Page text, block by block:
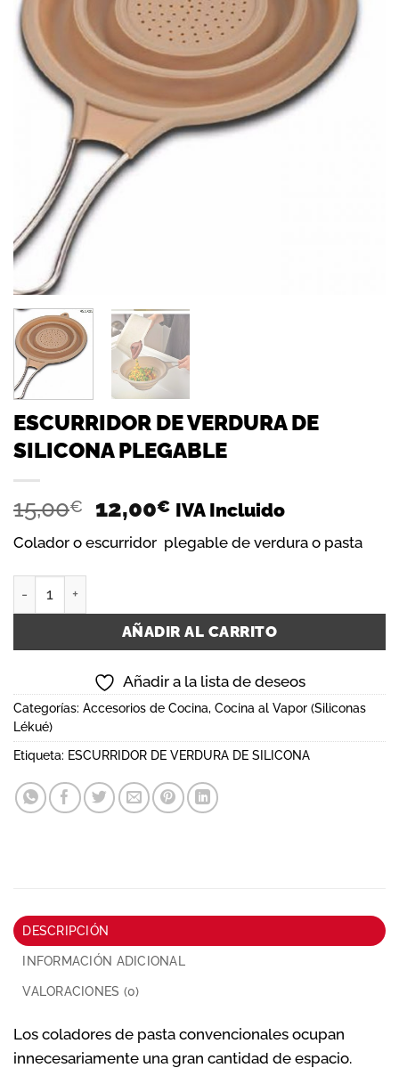
ESCURRIDOR DE VERDURA DE
SILICONA PLEGABLE
15,00€
El
precio
original
12,00€El
actual
IVA Incluido
Colador o escurridor plegable de verdura o pasta
AÑADIR AL CARRITO
Añadir a la lista de deseos
Categorías: Accesorios de Cocina, Cocina al Vapor (Siliconas
Lékué)
Etiqueta: ESCURRIDOR DE VERDURA DE SILICONA
DESCRIPCIÓN
INFORMACIÓN ADICIONAL
VALORACIONES (0)
Los coladores de pasta convencionales ocupan
innecesariamente una gran cantidad de espacio.